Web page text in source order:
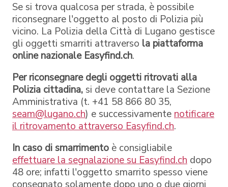
Se si trova qualcosa per strada, è possibile
riconsegnare l'oggetto al posto di Polizia più
vicino. La Polizia della Città di Lugano gestisce
gli oggetti smarriti attraverso la piattaforma
online nazionale Easyfind.ch.
Per riconsegnare degli oggetti ritrovati alla
Polizia cittadina, si deve contattare la Sezione
Amministrativa (t. +41 58 866 80 35,
seam@lugano.ch) e successivamente notificare
il ritrovamento attraverso Easyfind.ch.
In caso di smarrimento è consigliabile
effettuare la segnalazione su Easyfind.ch dopo
48 ore; infatti l'oggetto smarrito spesso viene